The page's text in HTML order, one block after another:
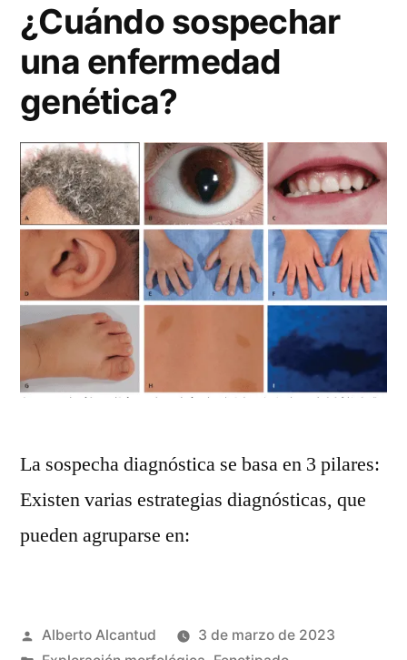
¿Cuándo sospechar
una enfermedad
genética?
La sospecha diagnóstica se basa en 3 pilares:
Existen varias estrategias diagnósticas, que
pueden agruparse en:
Publicado
Alberto Alcantud
3 de marzo de 2023